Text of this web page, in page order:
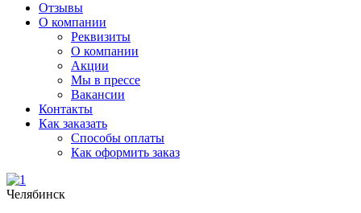
Отзывы
О компании
Реквизиты
О компании
Акции
Мы в прессе
Вакансии
Контакты
Как заказать
Способы оплаты
Как оформить заказ
Челябинск